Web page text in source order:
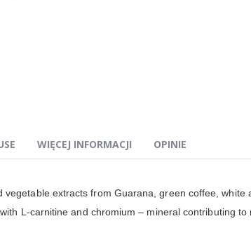
vegetable extracts from Guarana, green coffee,
L-carnitine and chromium – mineral contributing
WIĘCEJ INFORMACJI OPINIE